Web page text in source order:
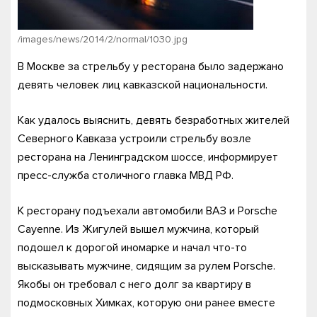
/images/news/2014/2/normal/1030.jpg
В Москве за стрельбу у ресторана было задержано
девять человек лиц кавказской национальности.
Как удалось выяснить, девять безработных жителей
Северного Кавказа устроили стрельбу возле
ресторана на Ленинградском шоссе, информирует
пресс-служба столичного главка МВД РФ.
К ресторану подъехали автомобили ВАЗ и Porsche
Cayenne. Из Жигулей вышел мужчина, который
подошел к дорогой иномарке и начал что-то
высказывать мужчине, сидящим за рулем Porsche.
Якобы он требовал с него долг за квартиру в
подмосковных Химках, которую они ранее вместе